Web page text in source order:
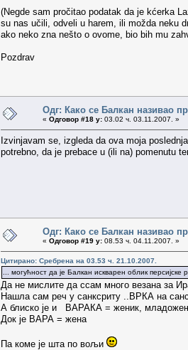
(Negde sam pročitao podatak da je kćerka
su nas učili, odveli u harem, ili možda neku
ako neko zna nešto o ovome, bio bih mu
Pozdrav
Одг: Како се Балкан називао
« Одговор #18 у: 03.02 ч. 03.11.2007. »
Izvinjavam se, izgleda da ova moja
potrebno, da je prebace u (ili na) pomenutu
Одг: Како се Балкан називао
« Одговор #19 у: 08.53 ч. 04.11.2007. »
Цитирано: Сребрена на 03.53 ч. 21.10.2007.
... могућност да је Балкан искварен облик
Да не мислите да ссам много везана за
Нашла сам реч у санксриту ..ВРКА на
А блиско је и ВАРАКА = женик,
Док је ВАРА = жена
Па коме је шта по вољи